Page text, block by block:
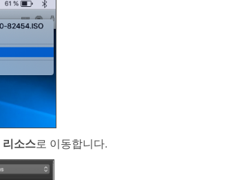
리소스로 이동합니다.